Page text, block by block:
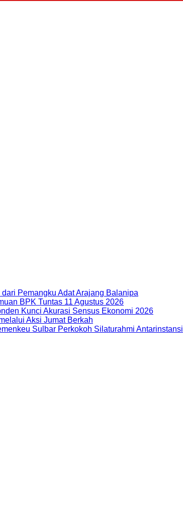
Pemangku Adat Arajang Balanipa
BPK Tuntas 11 Agustus 2026
Kunci Akurasi Sensus Ekonomi 2026
Aksi Jumat Berkah
Sulbar Perkokoh Silaturahmi Antarinstansi